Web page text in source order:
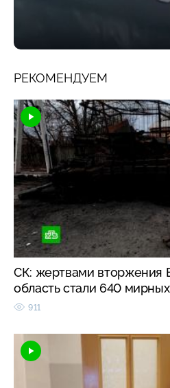
РЕКОМЕНДУЕМ
СК: жертвами вторжения
область стали 640
911